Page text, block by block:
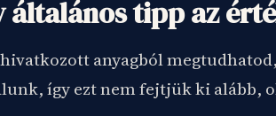
általános tipp az
anyagból
így ezt nem fejtjük ki alább,